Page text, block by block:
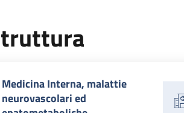
Medicina Interna, malattie
neurovascolari ed